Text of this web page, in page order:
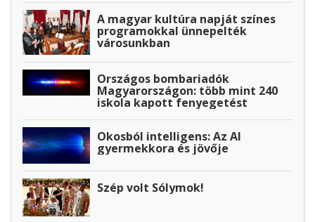
A magyar kultúra napját színes
programokkal ünnepelték
városunkban
Országos bombariadók
Magyarországon: több mint 240
iskola kapott fenyegetést
Okosból intelligens: Az AI
gyermekkora és jövője
Szép volt Sólymok!